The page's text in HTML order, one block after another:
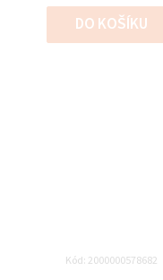
DO KOŠÍKU
Kód: 2000000578682